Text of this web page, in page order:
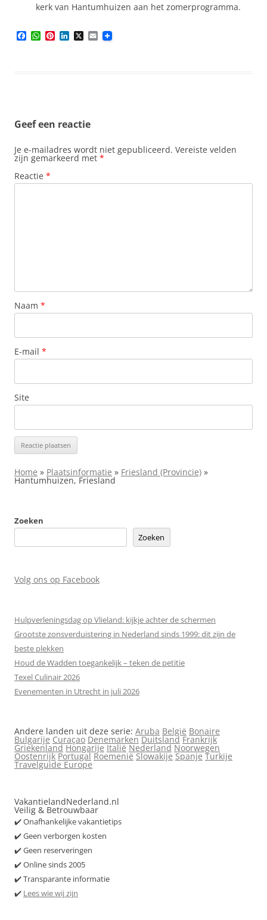
kerk van Hantumhuizen aan het zomerprogramma.
W P X E
m
Geef een reactie
Je e-mailadres wordt niet gepubliceerd. Vereiste velden
zijn gemarkeerd met *
Reactie *
Naam *
E-mail *
Site
Home » Plaatsinformatie » Friesland (Provincie) »
Hantumhuizen, Friesland
Zoeken
Zoeken
Volg ons op Facebook
Hulpverleningsdag op Vlieland: kijkje achter de schermen
Grootste zonsverduistering in Nederland sinds 1999: dit zijn de
beste plekken
Houd de Wadden toegankelijk – teken de petitie
Texel Culinair 2026
Evenementen in Utrecht in juli 2026
Andere landen uit deze serie: Aruba België Bonaire
Bulgarije Curaçao Denemarken Duitsland Frankrijk
Griekenland Hongarije Italië Nederland Noorwegen
Oostenrijk Portugal Roemenië Slowakije Spanje Turkije
Travelguide Europe
VakantielandNederland.nl
Veilig & Betrouwbaar
✔️ Onafhankelijke vakantietips
✔️ Geen verborgen kosten
✔️ Geen reserveringen
✔️ Online sinds 2005
✔️ Transparante informatie
✔️ Lees wie wij zijn